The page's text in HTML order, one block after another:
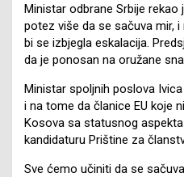
Ministar odbrane Srbije rekao
potez više da se sačuva mir,
bi se izbjegla eskalacija.
da je ponosan na oružane
Ministar spoljnih poslova
i na tome da članice EU koje
Kosova sa statusnog
kandidaturu Prištine za
Sve ćemo učiniti da se